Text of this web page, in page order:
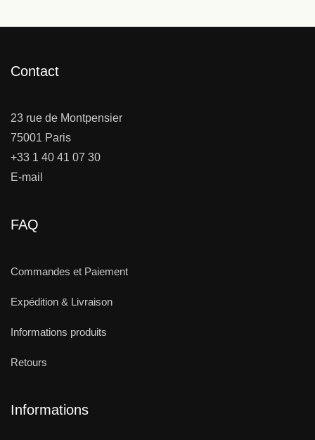
Contact
23 rue de Montpensier
75001 Paris
+33 1 40 41 07 30
E-mail
FAQ
Commandes et Paiement
Expédition & Livraison
Informations produits
Retours
Informations